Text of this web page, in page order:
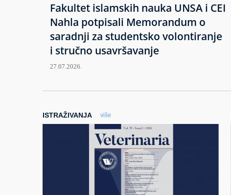
Fakultet islamskih nauka UNSA i CEI
Nahla potpisali Memorandum o
saradnji za studentsko volontiranje
i stručno usavršavanje
27.07.2026.
ISTRAŽIVANJA više